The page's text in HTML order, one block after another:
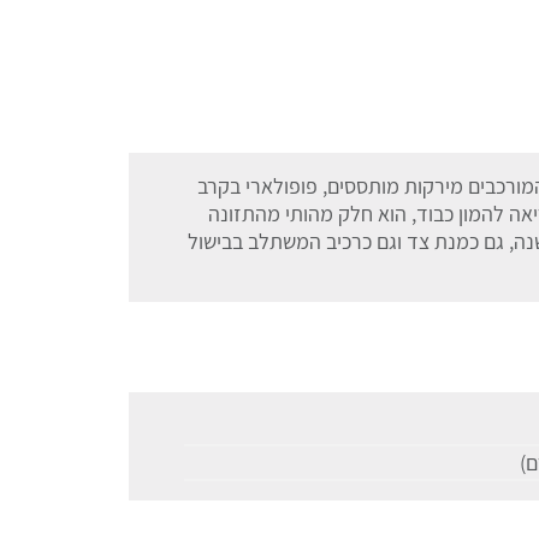
מירקות מותססים, פופולארי בקרב
להמון כבוד, הוא חלק מהותי מהתזונה
גם כמנת צד וגם כרכיב המשתלב בבישול